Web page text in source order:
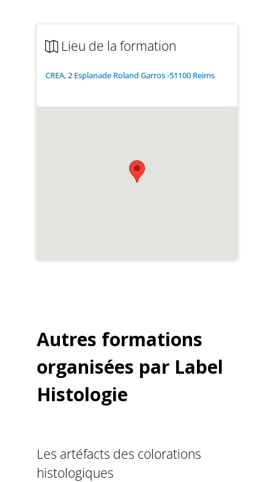
Lieu de la formation
CREA, 2 Esplanade Roland Garros -51100 Reims
Autres formations
organisées par Label
Histologie
Les artéfacts des colorations
histologiques